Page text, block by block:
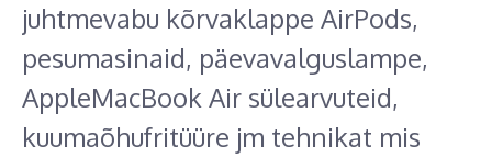
juhtmevabu kõrvaklappe AirPods,
pesumasinaid, päevavalguslampe,
AppleMacBook Air sülearvuteid,
kuumaõhufritüüre jm tehnikat mis